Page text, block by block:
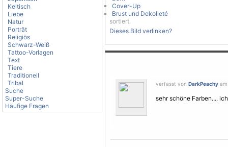
Keltisch
Liebe
Natur
Porträt
Religiös
Schwarz-Weiß
Tattoo-Vorlagen
Text
Tiere
Traditionell
Tribal
Suche
Super-Suche
Häufige Fragen
Cover-Up
Brust und Dekolleté
sortiert.
Dieses Bild verlinken?
verfasst von DarkPeachy
sehr schöne Farben....